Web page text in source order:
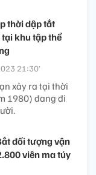
thời dập tắt
khu tập thể
21:30’
xảy ra tại thời
1980) đang đi
đối tượng vận
viên ma túy